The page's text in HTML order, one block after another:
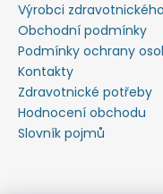
Výrobci
Obchodní podmínky
Podmínky ochrany
Kontakty
Zdravotnické potřeby
Hodnocení obchodu
Slovník pojmů